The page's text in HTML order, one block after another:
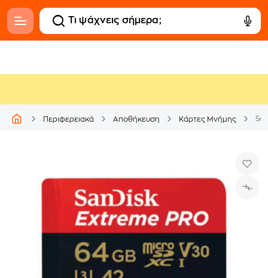
Περιφερειακά Αποθήκευση Κάρτες Μνήμης